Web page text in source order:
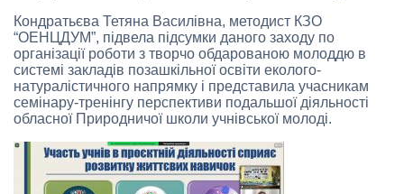
Кондратьєва Тетяна Василівна, методист КЗО
“ОЕНЦДУМ”, підвела підсумки даного заходу по
організації роботи з творчо обдарованою молоддю в
системі закладів позашкільної освіти еколого-
натуралістичного напрямку і представила учасникам
семінару-тренінгу перспективи подальшої діяльності
обласної Природничої школи учнівської молоді.